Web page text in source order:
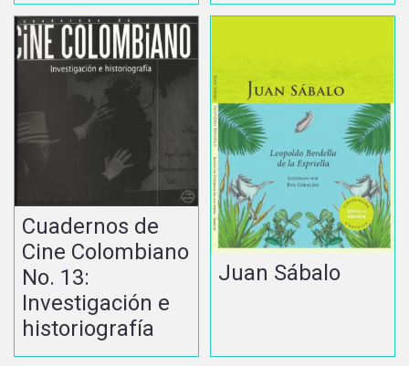
Cuadernos de
Cine Colombiano
No. 13:
Investigación e
historiografía
Juan Sábalo